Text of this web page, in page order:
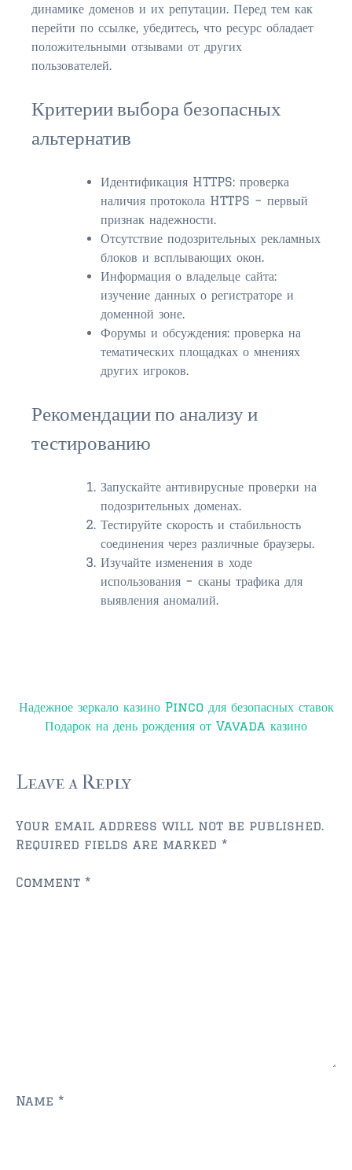
$150,000 and down
$150,000 – $350,000
$500,000 – $750,000
$750,000 – $1,000,000
$2,000,000 and up
PRESALE TICKETS
динамике доменов и их репутации. Перед тем как
перейти по ссылке, убедитесь, что ресурс обладает
положительными отзывами от других
пользователей.
Критерии выбора безопасных
альтернатив
Идентификация HTTPS: проверка
наличия протокола HTTPS – первый
признак надежности.
Отсутствие подозрительных рекламных
блоков и всплывающих окон.
Информация о владельце сайта:
изучение данных о регистраторе и
доменной зоне.
Форумы и обсуждения: проверка на
тематических площадках о мнениях
других игроков.
Рекомендации по анализу и
тестированию
Запускайте антивирусные проверки на
подозрительных доменах.
Тестируйте скорость и стабильность
соединения через различные браузеры.
Изучайте изменения в ходе
использования – сканы трафика для
выявления аномалий.
Post
navigation
Надежное зеркало казино Pinco для безопасных ставок
Подарок на день рождения от Vavada казино
Leave a Reply
Your email address will not be published.
Required fields are marked *
Comment *
Name *